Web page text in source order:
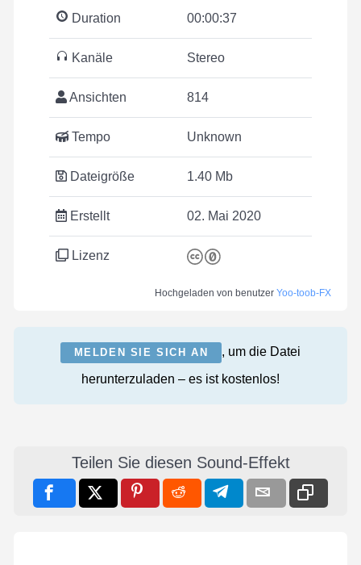
Duration 00:00:37
Kanäle Stereo
Ansichten 814
Tempo Unknown
Dateigröße 1.40 Mb
Erstellt 02. Mai 2020
Lizenz
Hochgeladen von benutzer Yoo-toob-FX
MELDEN SIE SICH AN
, um die Datei
herunterzuladen – es ist kostenlos!
Teilen Sie diesen Sound-Effekt